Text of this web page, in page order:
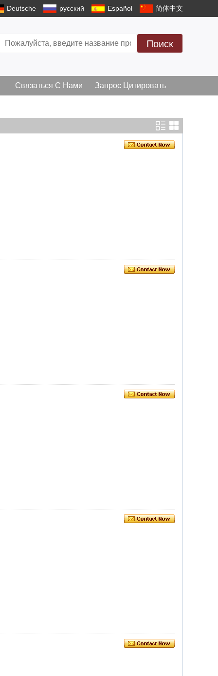
Deutsche русский Español 简体中文
Поиск
Связаться С Нами Запрос Цитировать